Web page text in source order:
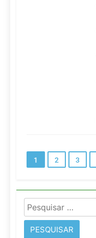
1 2 3
Pesquisar
por: